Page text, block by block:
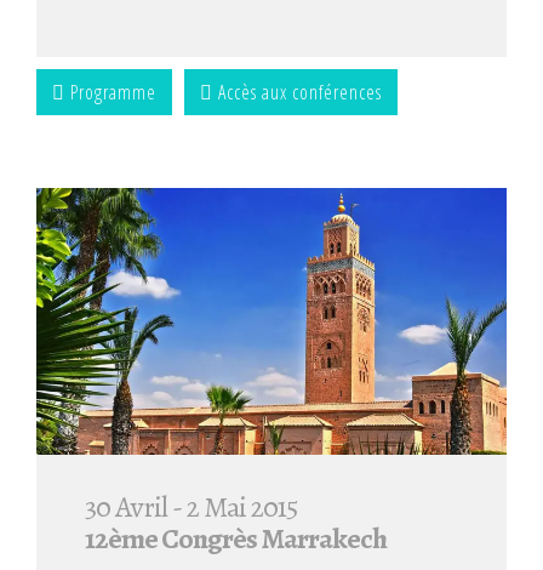
Programme Accès aux conférences
30 Avril - 2 Mai 2015
12ème Congrès Marrakech